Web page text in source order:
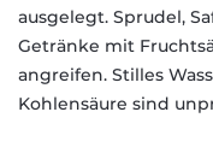
ausgelegt. Sprudel,
Getränke mit
angreifen. Stilles
Kohlensäure sind